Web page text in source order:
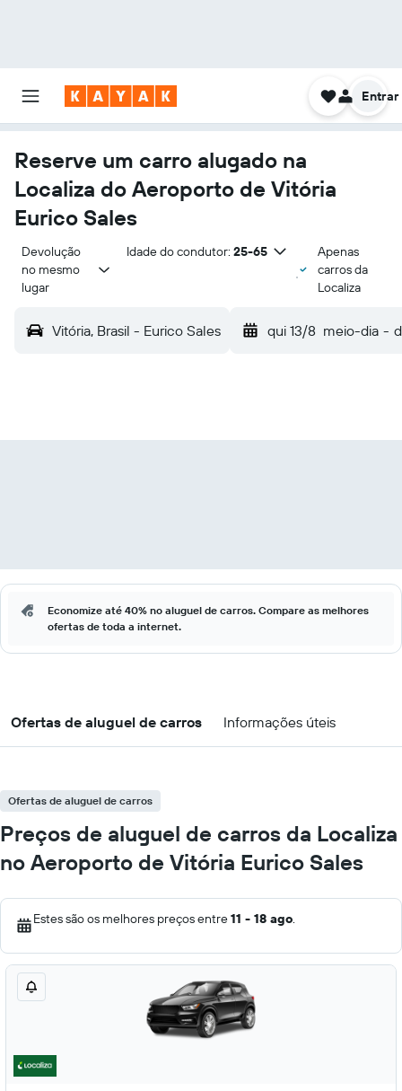
Entrar
Reserve um carro alugado na
Localiza do Aeroporto de Vitória
Eurico Sales
Devolução
no mesmo
lugar
Idade do condutor: 25-65
Apenas
carros da
Localiza
Vitória, Brasil - Eurico Sales qui 13/8 meio-dia -
Economize até 40% no aluguel de carros. Compare as melhores
ofertas de toda a internet.
Ofertas de aluguel de carros Informações úteis
Ofertas de aluguel de carros
Preços de aluguel de carros da Localiza
no Aeroporto de Vitória Eurico Sales
Estes são os melhores preços entre11 - 18 ago.